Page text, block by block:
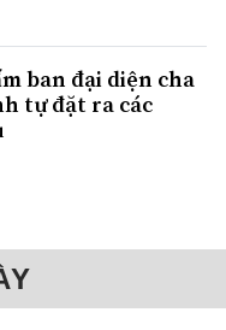
ban đại diện cha
tự đặt ra các